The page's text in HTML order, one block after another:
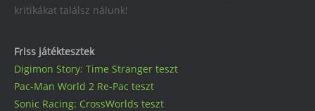
Friss játéktesztek
Digimon Story: Time Stranger teszt
Pac-Man World 2 Re-Pac teszt
Sonic Racing: CrossWorlds teszt
kritikákat találsz nálunk!